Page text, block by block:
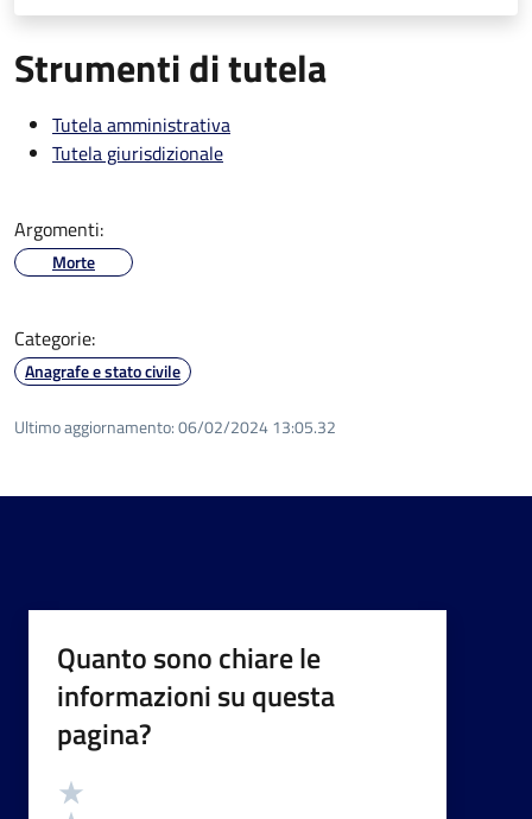
Strumenti di tutela
Tutela amministrativa
Tutela giurisdizionale
Argomenti:
Morte
Categorie:
Anagrafe e stato civile
Ultimo aggiornamento:06/02/2024 13:05.32
Quanto sono chiare le
informazioni su questa
pagina?
Valutazione